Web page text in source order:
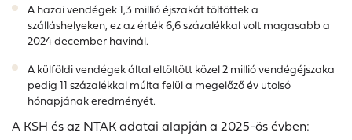
A hazai vendégek 1,3 millió éjszakát töltöttek a
szálláshelyeken, ez az érték 6,6 százalékkal volt magasabb a
2024 december havinál.
A külföldi vendégek által eltöltött közel 2 millió vendégéjszaka
pedig 11 százalékkal múlta felül a megelőző év utolsó
hónapjának eredményét.
A KSH és az NTAK adatai alapján a 2025-ös évben: